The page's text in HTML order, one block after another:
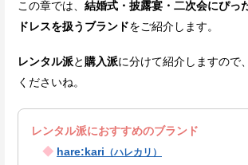
この章では、 結婚式・披露宴・二次会にぴっ
ドレスを扱うブランドをご紹介します。
レンタル派と 購入派に分けて紹介しますので
くださいね。
レンタル派におすすめのブランド
◆ hare:kari （ハレカリ）